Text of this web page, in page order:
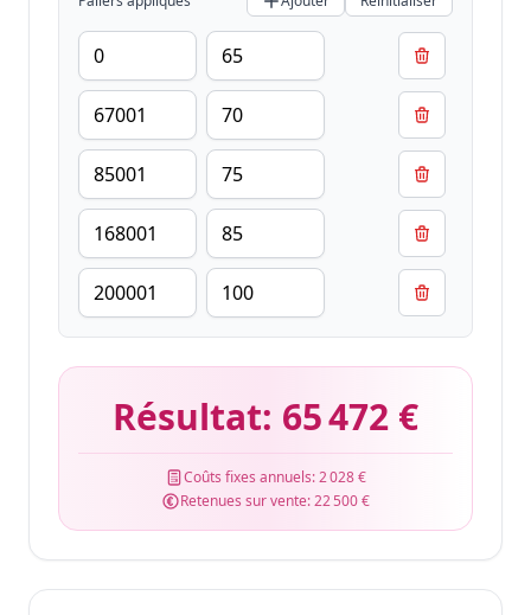
Résultat: 65 472 €
Coûts fixes annuels:2 028 €
Retenues sur vente:22 500 €